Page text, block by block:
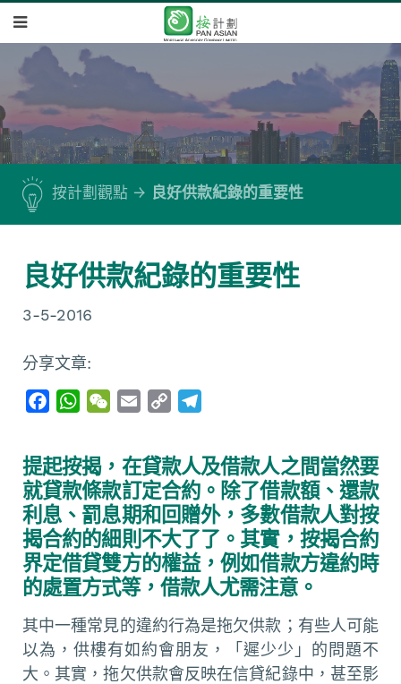
按計劃觀點 良好供款紀錄的重要性
良好供款紀錄的重要性
3-5-2016
分享文章:
e
b
o
o
k
W
t
s
A
p
p
W
h
a
t
i
l
y
L
i
n
k
e
g
r
m
提起按揭，在貸款人及借款人之間當然要
就貸款條款訂定合約。除了借款額、還款
利息、罰息期和回贈外，多數借款人對按
揭合約的細則不大了了。其實，按揭合約
界定借貸雙方的權益，例如借款方違約時
的處置方式等，借款人尤需注意。
其中一種常見的違約行為是拖欠供款；有些人可能
以為，供樓有如約會朋友，「遲少少」的問題不
大。其實，拖欠供款會反映在信貸紀錄中，甚至影